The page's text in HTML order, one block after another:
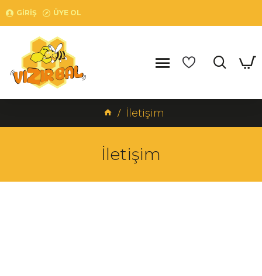
GIRIŞ ÜYE OL
İletişim
İletişim